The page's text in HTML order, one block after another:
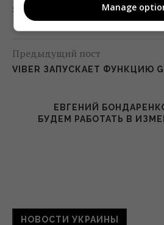
загрузка...
Предыдущий пост
VIBER ЗАПУСКАЕТ ФУНКЦИЮ
ЕВГЕНИЙ
БУДЕМ РАБОТАТЬ В
НОВОСТИ УКРАИНЫ
Manage